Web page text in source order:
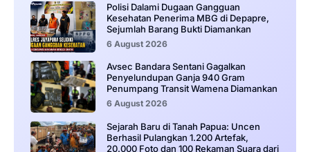
‎Polisi Dalami Dugaan Gangguan
Kesehatan Penerima MBG di Depapre,
Sejumlah Barang Bukti Diamankan
6 August 2026
Avsec Bandara Sentani Gagalkan
Penyelundupan Ganja 940 Gram
Penumpang Transit Wamena Diamankan
6 August 2026
Sejarah Baru di Tanah Papua: Uncen
Berhasil Pulangkan 1.200 Artefak,
20.000 Foto dan 100 Rekaman Suara dari